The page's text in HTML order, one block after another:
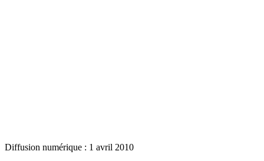
Diffusion numérique : 1 avril 2010